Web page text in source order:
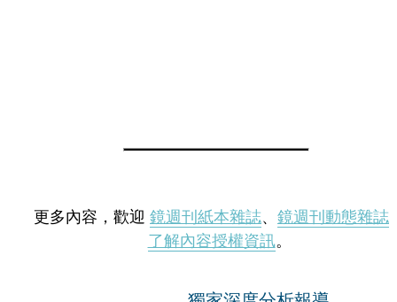
更多內容，歡迎 鏡週刊紙本雜誌、 鏡週刊動態雜誌
了解內容授權資訊。